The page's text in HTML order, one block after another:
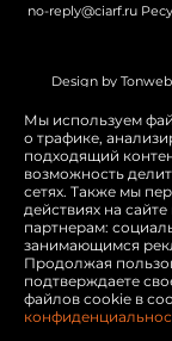
no-reply@ciarf.ru
Design by
Политика
Switch to English
Мы используем
о трафике,
подходящий
возможность
сетях. Также мы
действиях на
партнерам:
занимающимся
Продолжая
подтверждаете
файлов cookie в